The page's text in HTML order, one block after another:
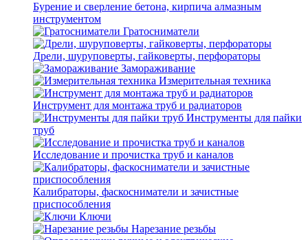
Бурение и сверление бетона, кирпича алмазным
инструментом
Гратосниматели
Дрели, шуруповерты, гайковерты, перфораторы
Замораживание
Измерительная техника
Инструмент для монтажа труб и радиаторов
Инструменты для пайки
труб
Исследование и прочистка труб и каналов
Калибраторы, фаскосниматели и зачистные
приспособления
Ключи
Нарезание резьбы